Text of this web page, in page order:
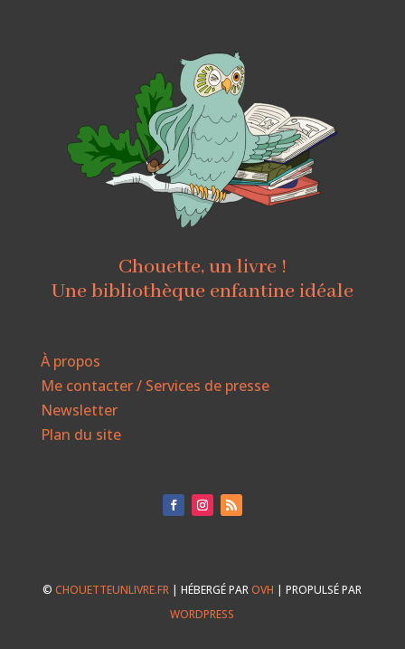
Chouette, un livre !
Une bibliothèque enfantine idéale
À propos
Me contacter / Services de presse
Newsletter
Plan du site
©CHOUETTEUNLIVRE.FR | HÉBERGÉ PAROVH | PROPULSÉ PAR
WORDPRESS